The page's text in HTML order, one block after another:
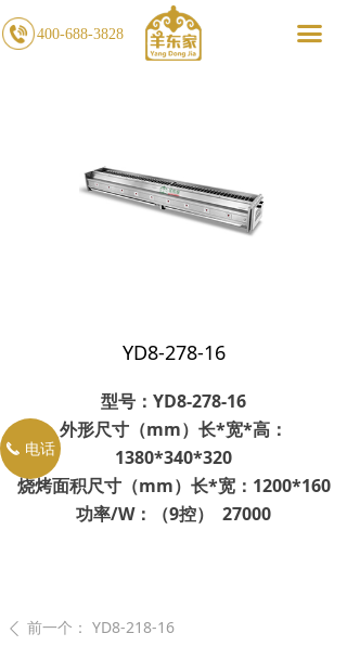
끀
400-688-3828
끅 电话
YD8-278-16
型号：YD8-278-16
外形尺寸（mm）长*宽*高：
1380*340*320
烧烤面积尺寸（mm）长*宽：1200*160
功率/W：（9控） 27000
ꄴ 前一个： YD8-218-16